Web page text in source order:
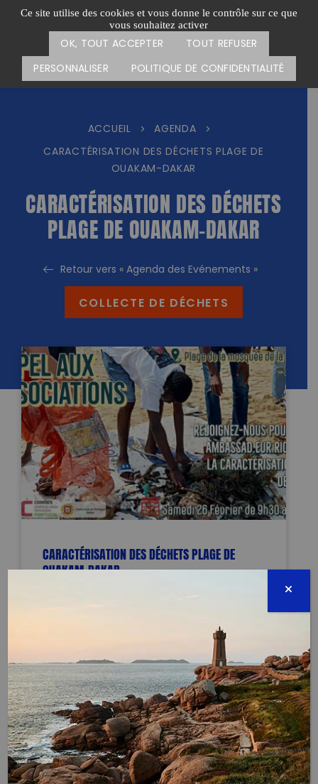
Ce site utilise des cookies et vous donne le contrôle sur ce que
vous souhaitez activer
OK, TOUT ACCEPTER
TOUT REFUSER
PERSONNALISER
POLITIQUE DE CONFIDENTIALITÉ
Passer
Menu
CARTE DES ACTIONS FAIRE UN DON
ACCUEIL > AGENDA
>
CARACTÉRISATION DES DÉCHETS PLAGE DE
OUAKAM-DAKAR
CARACTÉRISATION DES DÉCHETS
PLAGE DE OUAKAM-DAKAR
Retour vers « Agenda des Evénements »
COLLECTE DE DÉCHETS
CARACTÉRISATION DES DÉCHETS PLAGE DE
OUAKAM-DAKAR
Mosquée de la divinité- Ouakam
26 février 2022 - 09:00 à 14:00
alice.grimaldi@oceanium.sn
00221784732034
Évènement proposé par :
OCEANIUM